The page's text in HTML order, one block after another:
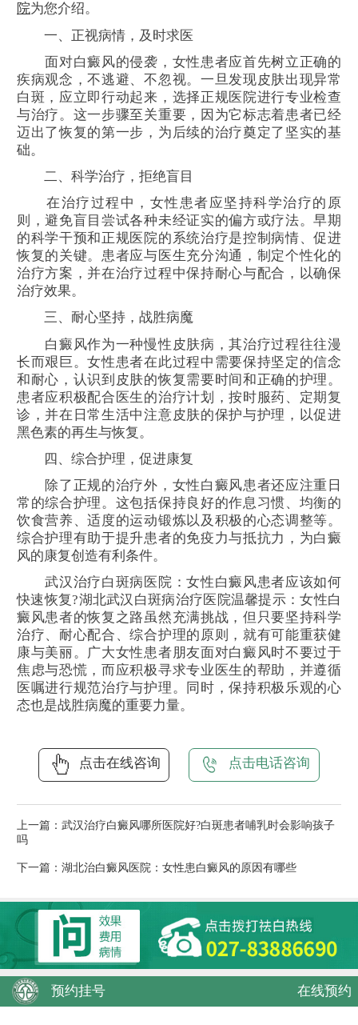
院为您介绍。
一、正视病情，及时求医
面对白癜风的侵袭，女性患者应首先树立正确的
疾病观念，不逃避、不忽视。一旦发现皮肤出现异常
白斑，应立即行动起来，选择正规医院进行专业检查
与治疗。这一步骤至关重要，因为它标志着患者已经
迈出了恢复的第一步，为后续的治疗奠定了坚实的基
础。
二、科学治疗，拒绝盲目
在治疗过程中，女性患者应坚持科学治疗的原
则，避免盲目尝试各种未经证实的偏方或疗法。早期
的科学干预和正规医院的系统治疗是控制病情、促进
恢复的关键。患者应与医生充分沟通，制定个性化的
治疗方案，并在治疗过程中保持耐心与配合，以确保
治疗效果。
三、耐心坚持，战胜病魔
白癜风作为一种慢性皮肤病，其治疗过程往往漫
长而艰巨。女性患者在此过程中需要保持坚定的信念
和耐心，认识到皮肤的恢复需要时间和正确的护理。
患者应积极配合医生的治疗计划，按时服药、定期复
诊，并在日常生活中注意皮肤的保护与护理，以促进
黑色素的再生与恢复。
四、综合护理，促进康复
除了正规的治疗外，女性白癜风患者还应注重日
常的综合护理。这包括保持良好的作息习惯、均衡的
饮食营养、适度的运动锻炼以及积极的心态调整等。
综合护理有助于提升患者的免疫力与抵抗力，为白癜
风的康复创造有利条件。
武汉治疗白斑病医院：女性白癜风患者应该如何
快速恢复?湖北武汉白斑病治疗医院温馨提示：女性白
癜风患者的恢复之路虽然充满挑战，但只要坚持科学
治疗、耐心配合、综合护理的原则，就有可能重获健
康与美丽。广大女性患者朋友面对白癜风时不要过于
焦虑与恐慌，而应积极寻求专业医生的帮助，并遵循
医嘱进行规范治疗与护理。同时，保持积极乐观的心
态也是战胜病魔的重要力量。
点击在线咨询 点击电话咨询
上一篇： 武汉治疗白癜风哪所医院好?白斑患者哺乳时会影响孩子
吗
下一篇： 湖北治白癜风医院：女性患白癜风的原因有哪些
预约挂号 在线预约